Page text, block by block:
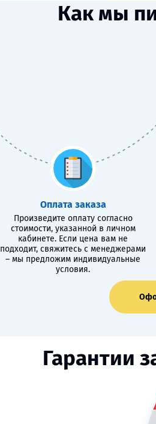
Как мы
Оплата заказа
Произведите оплату согласно
стоимости, указанной в личном
кабинете. Если цена вам не
подходит, свяжитесь с менеджерами
– мы предложим индивидуальные
условия.
Гарантии